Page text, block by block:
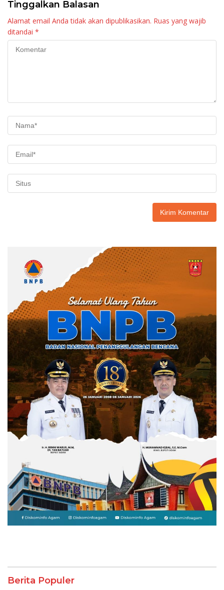
Tinggalkan Balasan
Alamat email Anda tidak akan dipublikasikan. Ruas yang wajib
ditandai *
Berita Populer